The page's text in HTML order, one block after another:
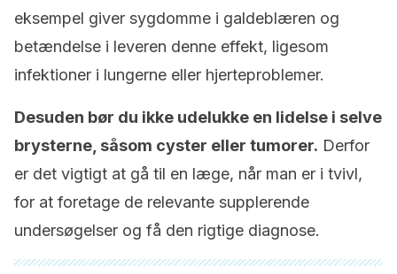
eksempel giver sygdomme i galdeblæren og
betændelse i leveren denne effekt, ligesom
infektioner i lungerne eller hjerteproblemer.
Desuden bør du ikke udelukke en lidelse i selve
brysterne, såsom cyster eller tumorer. Derfor
er det vigtigt at gå til en læge, når man er i tvivl,
for at foretage de relevante supplerende
undersøgelser og få den rigtige diagnose.